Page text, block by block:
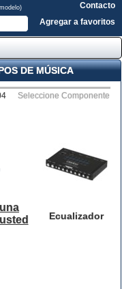
Contacto
Agregar a favoritos
DE MÚSICA
Seleccione Componente
Ecualizador